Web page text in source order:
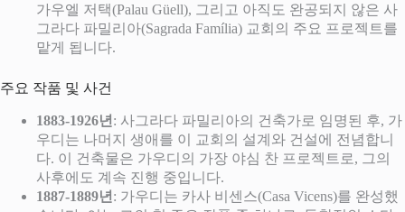
가우엘 저택(Palau Güell), 그리고 아직도 완공되지 않은 사
그라다 파밀리아(Sagrada Família) 교회의 주요 프로젝트를
맡게 됩니다.
주요 작품 및 사건
1883-1926년 : 사그라다 파밀리아의 건축가로 임명된 후, 가
우디는 나머지 생애를 이 교회의 설계와 건설에 전념합니
다. 이 건축물은 가우디의 가장 야심 찬 프로젝트로, 그의
사후에도 계속 진행 중입니다.
1887-1889년 : 가우디는 카사 비센스(Casa Vicens)를 완성했